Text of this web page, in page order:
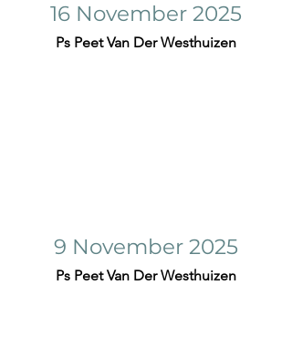
16 November 2025
Ps Peet Van Der Westhuizen
9 November 2025
Ps Peet Van Der Westhuizen